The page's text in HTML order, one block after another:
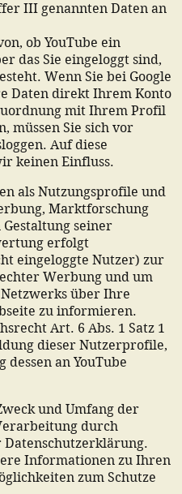
III genannten Daten an
ob YouTube ein
das Sie eingeloggt sind,
Wenn Sie bei Google
Daten direkt Ihrem Konto
mit Ihrem Profil
müssen Sie sich vor
Auf diese
keinen Einfluss.
als Nutzungsprofile und
Marktforschung
seiner
erfolgt
eingeloggte Nutzer) zur
Werbung und um
über Ihre
zu informieren.
Art. 6 Abs. 1 Satz 1
dieser Nutzerprofile,
dessen an YouTube
und Umfang der
durch
Datenschutzerklärung.
Informationen zu Ihren
zum Schutze